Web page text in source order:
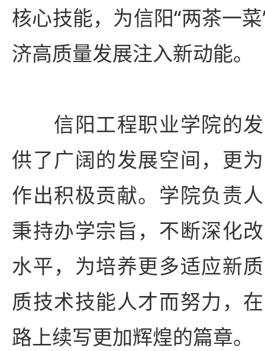
核心技能，为信阳“两茶一
济高质量发展注入新动能。
信阳工程职业学院的发
供了广阔的发展空间，更
作出积极贡献。学院负责
秉持办学宗旨，不断深化
水平，为培养更多适应新
质技术技能人才而努力，
路上续写更加辉煌的篇章。